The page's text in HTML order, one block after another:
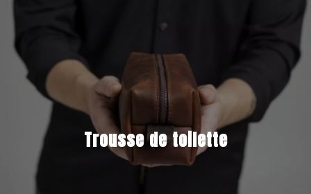
Trousse de toilette